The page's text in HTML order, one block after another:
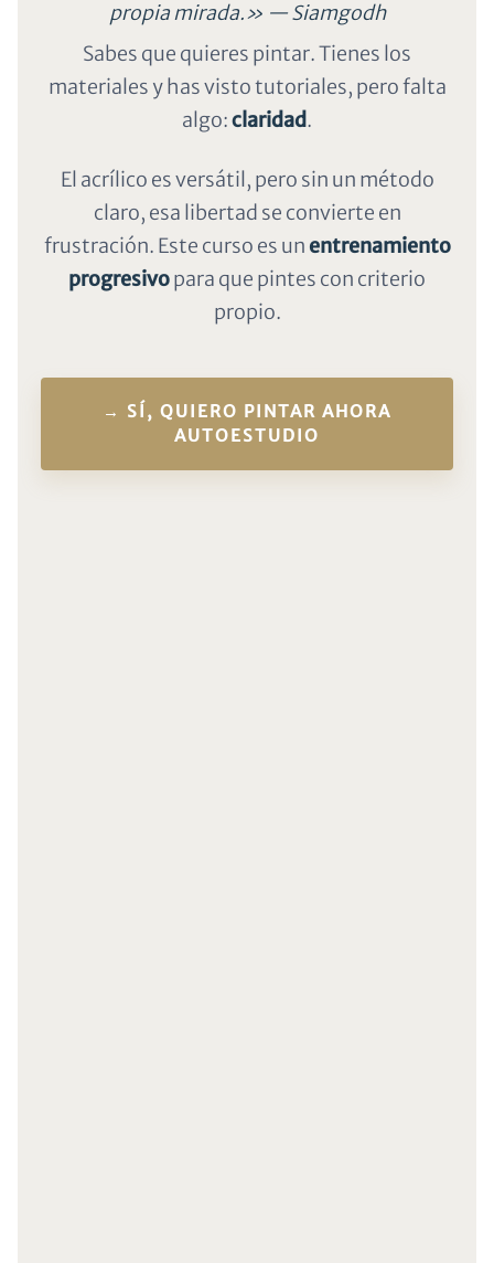
propia mirada.» — Siamgodh
Sabes que quieres pintar. Tienes los
materiales y has visto tutoriales, pero falta
algo:claridad.
El acrílico es versátil, pero sin un método
claro, esa libertad se convierte en
frustración. Este curso es un entrenamiento
progresivopara que pintes con criterio
propio.
→ SÍ, QUIERO PINTAR AHORA
AUTOESTUDIO